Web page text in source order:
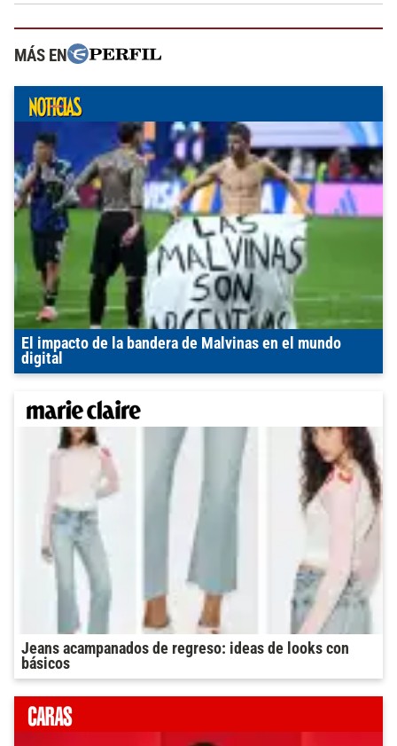
MÁS EN
El impacto de la bandera de Malvinas en el mundo
digital
Jeans acampanados de regreso: ideas de looks con
básicos